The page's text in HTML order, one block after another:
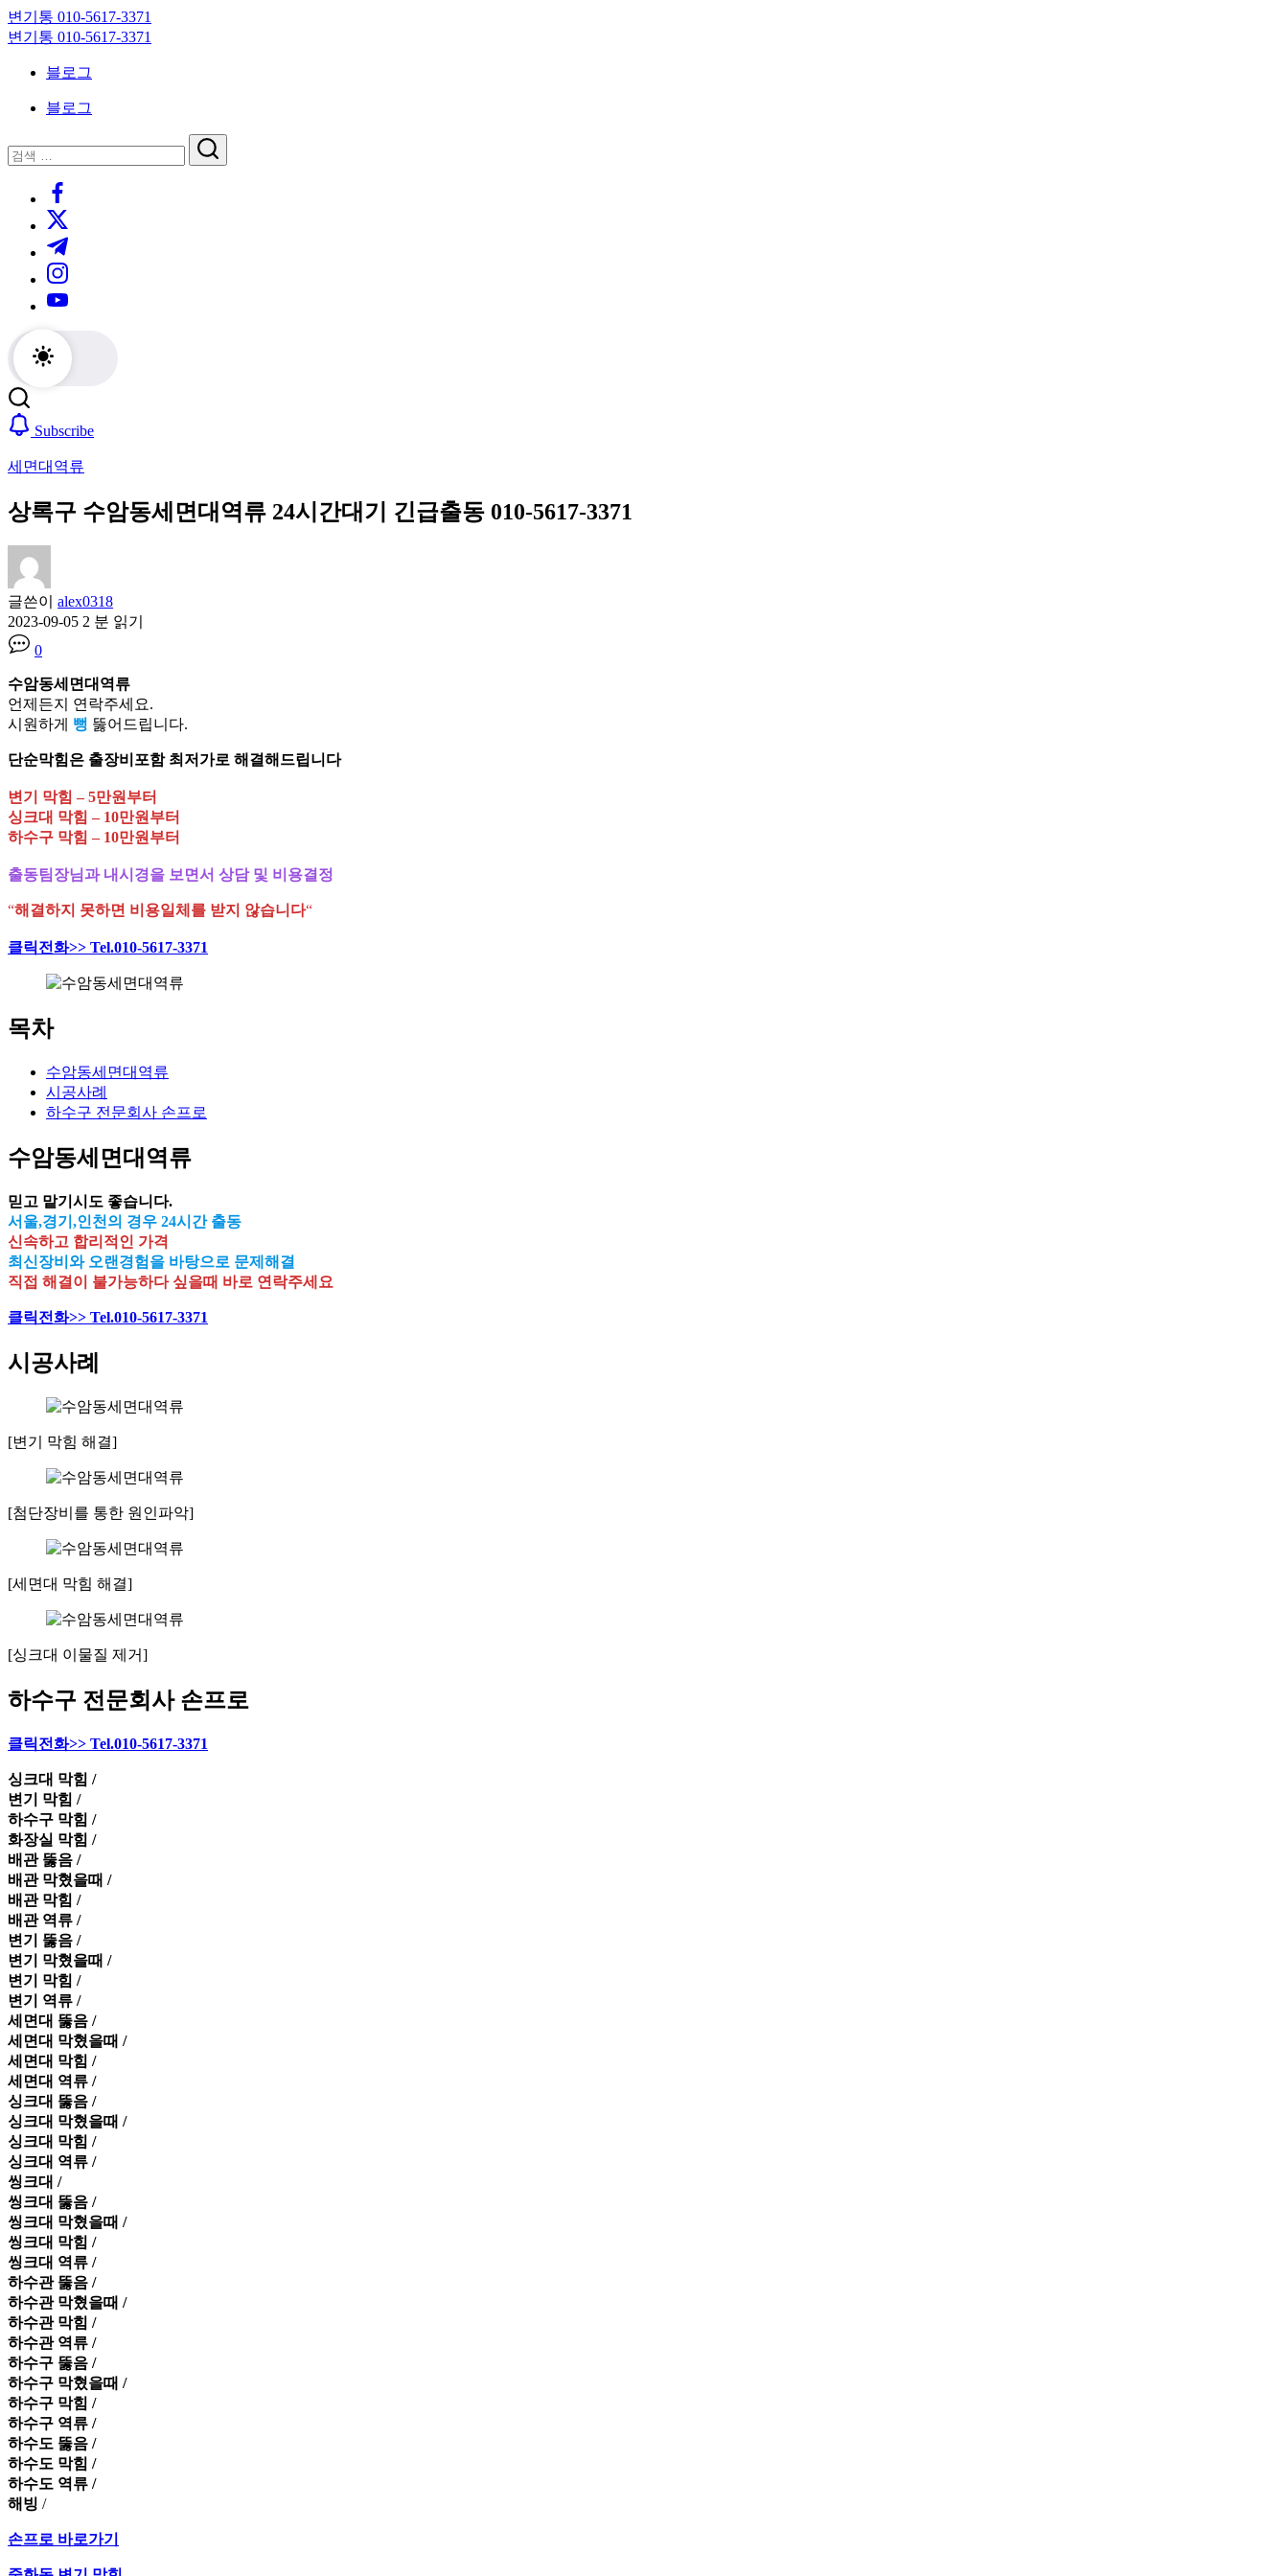
Skip
to
content
변기통 010-5617-3371
변
대
기
변기통 010-5617-3371
크
대
기
블로그
블로그
닫
기
검
검
https://www.facebook.com/
https://twitter.com/
https://t.me/
https://www.instagram.com/
https://youtube.com/
Subscribe
세면대역류
상록구 수암동세면대역류 24시간대기 긴급출동 010-5617-3371
글쓴이 alex0318
2023-09-05 2 분 읽기
0
수암동세면대역류
언제든지 연락주세요.
시원하게 뻥 뚫어드립니다.
단순막힘은 출장비포함 최저가로 해결해드립니다
변기 막힘 – 5만원부터
싱크대 막힘 – 10만원부터
하수구 막힘 – 10만원부터
출동팀장님과 내시경을 보면서 상담 및 비용결정
“해결하지 못하면 비용일체를 받지 않습니다“
클릭전화>> Tel.010-5617-3371
목차
수암동세면대역류
시공사례
하수구 전문회사 손프로
수암동세면대역류
믿고 맡기시도 좋습니다.
서울,경기,인천의 경우 24시간 출동
신속하고 합리적인 가격
최신장비와 오랜경험을 바탕으로 문제해결
직접 해결이 불가능하다 싶을때 바로 연락주세요
클릭전화>> Tel.010-5617-3371
시공사례
[변기 막힘 해결]
[첨단장비를 통한 원인파악]
[세면대 막힘 해결]
[싱크대 이물질 제거]
하수구 전문회사 손프로
클릭전화>> Tel.010-5617-3371
싱크대 막힘 /
변기 막힘 /
하수구 막힘 /
화장실 막힘 /
배관 뚫음 /
배관 막혔을때 /
배관 막힘 /
배관 역류 /
변기 뚫음 /
변기 막혔을때 /
변기 막힘 /
변기 역류 /
세면대 뚫음 /
세면대 막혔을때 /
세면대 막힘 /
세면대 역류 /
싱크대 뚫음 /
싱크대 막혔을때 /
싱크대 막힘 /
싱크대 역류 /
씽크대 /
씽크대 뚫음 /
씽크대 막혔을때 /
씽크대 막힘 /
씽크대 역류 /
하수관 뚫음 /
하수관 막혔을때 /
하수관 막힘 /
하수관 역류 /
하수구 뚫음 /
하수구 막혔을때 /
하수구 막힘 /
하수구 역류 /
하수도 뚫음 /
하수도 막힘 /
하수도 역류 /
해빙 /
손프로 바로가기